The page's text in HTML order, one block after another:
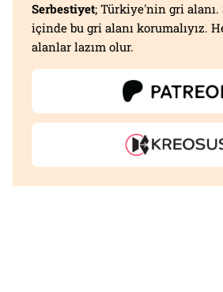
Serbestiyet; Türkiye'nin gri
içinde bu gri alanı korumalıyız.
alanlar lazım olur.